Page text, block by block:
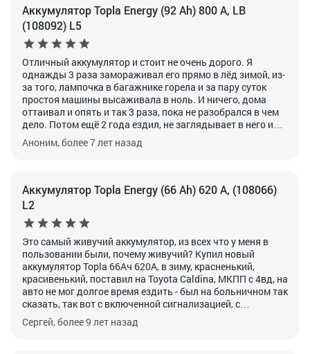
Аккумулятор выдерживает морозы до -35, крутит
достаточно хорошо после простоя авто. Так что советую
данный аккумулятор тем, кто ищет именно такой
типоразмер.
Аккумулятор Topla Energy (92 Ah) 800 А, LB
(108092) L5
Отличный аккумулятор и стоит не очень дорого. Я
однажды 3 раза замораживал его прямо в лёд зимой, из-
за того, лампочка в багажнике горела и за пару суток
простоя машины высаживала в ноль. И ничего, дома
оттаивал и опять и так 3 раза, пока не разобрался в чем
дело. Потом ещё 2 года ездил, не заглядывает в него и
продал с машиной. Так же по моему совету отец купил в
свою "семёрку" данный аккумулятор. 3 года отъездил
более раскрученные, именитые бренды, когда есть
аккумулятор по более приемлемой цене и которому
можно доверять на все 100%.
Аноним, более 7 лет назад
Аккумулятор Topla Energy (66 Ah) 620 А, (108066)
L2
Это самый живучий аккумулятор, из всех что у меня в
пользовании были, почему живучий? Купил новый
аккумулятор Topla 66Ач 620A, в зиму, красненький,
красивенький, поставил на Toyota Caldina, МКПП с 4вд, на
авто не мог долгое время ездить - был на больничном так
сказать, так вот с включенной сигнализацией, с
магнитолой Альпайн (кто не в курсе, эта магнитола даже
не включенная, сильно поедает ток) так вот, простояла
Сергей, более 9 лет назад